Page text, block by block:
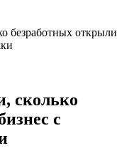
безработных открыли
сколько
с